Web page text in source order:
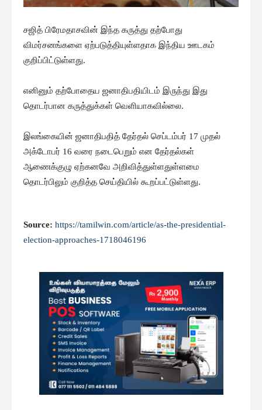
சஜித் பிரேமதாசவின் இந்த கருத்து தற்போது
விமர்சனங்களை ஏற்படுத்தியுள்ளதாக இந்திய ஊடகம்
குறிப்பிட்டுள்ளது.
எனினும் தற்போதைய ஜனாதிபதியிடம் இருந்து இது
தொடர்பான கருத்துக்கள் வெளியாகவில்லை.
இலங்கையின் ஜனாதிபதித் தேர்தல் செப்டம்பர் 17 முதல்
அக்டோபர் 16 வரை நடைபெறும் என தேர்தல்கள்
ஆணைக்குழு ஏற்கனவே அறிவித்துள்ளதுள்ளமை
தொடர்பிலும் குறித்த செய்தியில் கூறப்பட்டுள்ளது.
Source: https://tamilwin.com/article/as-the-presidential-
election-approaches-1718046196